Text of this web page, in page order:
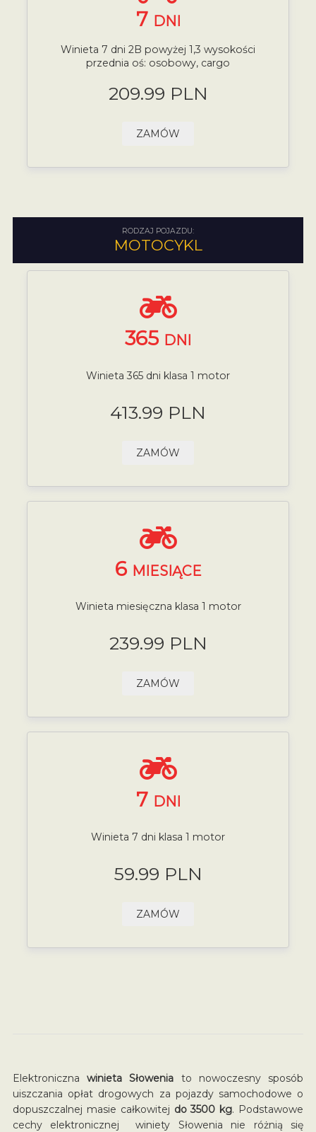
7 DNI
Winieta 7 dni 2B powyżej 1,3 wysokości
przednia oś: osobowy, cargo
209.99 PLN
ZAMÓW
RODZAJ POJAZDU:
MOTOCYKL
365 DNI
Winieta 365 dni klasa 1 motor
413.99 PLN
ZAMÓW
6 MIESIĄCE
Winieta miesięczna klasa 1 motor
239.99 PLN
ZAMÓW
7 DNI
Winieta 7 dni klasa 1 motor
59.99 PLN
ZAMÓW
Elektronicznawinieta Słowenia to nowoczesny sposób
uiszczania opłat drogowych za pojazdy samochodowe o
dopuszczalnej masie całkowitej do 3500 kg. Podstawowe
cechy elektronicznej winiety Słowenia nie różnią się